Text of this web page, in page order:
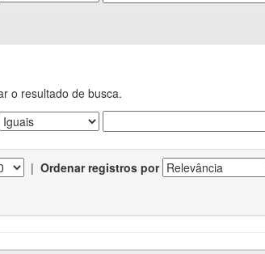
o resultado de busca.
| Ordenar registros por